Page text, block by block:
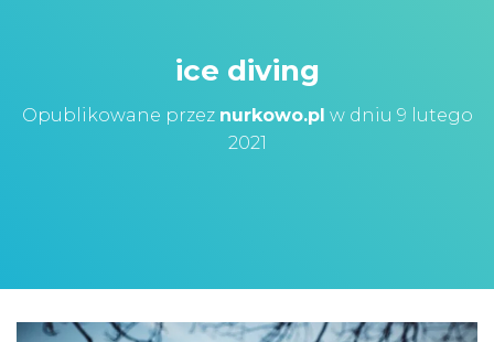
ice diving
Opublikowane przez nurkowo.pl w dniu 9 lutego
2021